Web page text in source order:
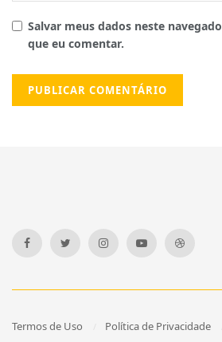
Salvar meus dados neste
que eu comentar.
Termos de Uso Política de Privacidade